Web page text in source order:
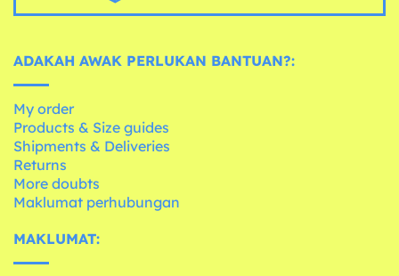
ADAKAH AWAK PERLUKAN BANTUAN?:
My order
Products & Size guides
Shipments & Deliveries
Returns
More doubts
Maklumat perhubungan
MAKLUMAT: